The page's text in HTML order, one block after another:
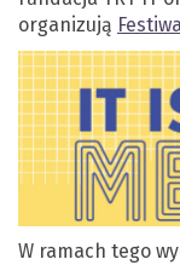
organizują
W ramach tego